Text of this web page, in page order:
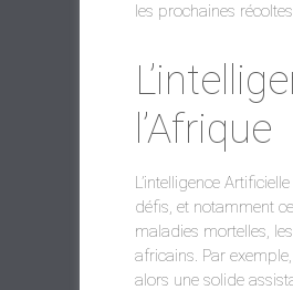
les prochaines
l’Afrique
L’intelligence
défis, et notamment
maladies mortelles,
africains. Par
alors une solide